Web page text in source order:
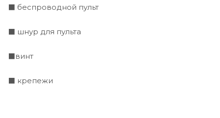
⬛ беспроводной пульт
⬛ шнур для пульта
⬛винт
⬛ крепежи